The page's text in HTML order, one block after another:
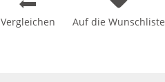
Vergleichen Auf die Wunschliste